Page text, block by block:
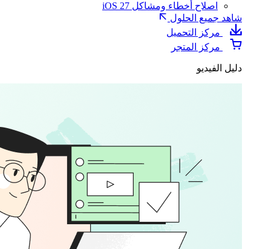
اصلاح أخطاء ومشاكل iOS 27
شاهد جميع الحلول
مركز التحميل
مركز المتجر
دليل الفيديو